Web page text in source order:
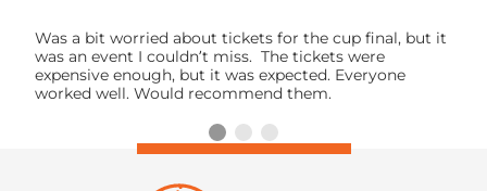
Was a bit worried about tickets for the cup final, but it
was an event I couldn’t miss. The tickets were
expensive enough, but it was expected. Everyone
worked well. Would recommend them.